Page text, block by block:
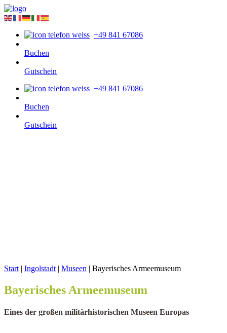
+49 841 67086
Buchen
Gutschein
+49 841 67086
Buchen
Gutschein
Start | Ingolstadt | Museen | Bayerisches Armeemuseum
Bayerisches Armeemuseum
Eines der großen militärhistorischen Museen Europas